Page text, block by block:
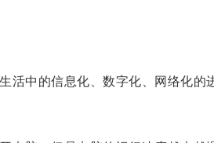
中的信息化、数字化、网络化的